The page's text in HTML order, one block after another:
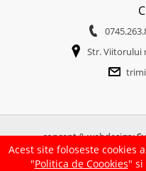
Str. Viitorului
concept & webdesign:
copertine-
Acest site foloseste cookies
"Politica de Coookies" si